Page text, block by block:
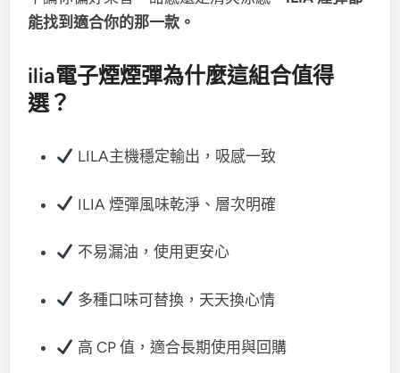
能找到適合你的那一款。
ilia電子煙煙彈為什麼這組合值得
選？
LILA主機穩定輸出，吸感一致
ILIA 煙彈風味乾淨、層次明確
不易漏油，使用更安心
多種口味可替換，天天換心情
高 CP 值，適合長期使用與回購